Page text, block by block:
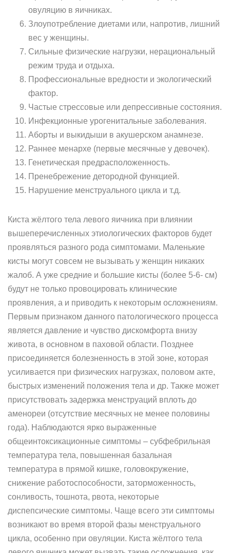
овуляцию в яичниках.
Злоупотребление диетами или, напротив, лишний
вес у женщины.
Сильные физические нагрузки, нерациональный
режим труда и отдыха.
Профессиональные вредности и экологический
фактор.
Частые стрессовые или депрессивные состояния.
Инфекционные урогенитальные заболевания.
Аборты и выкидыши в акушерском анамнезе.
Раннее менархе (первые месячные у девочек).
Генетическая предрасположенность.
Пренебрежение детородной функцией.
Нарушение менструального цикла и т.д.
Киста жёлтого тела левого яичника при влиянии
вышеперечисленных этиологических факторов будет
проявляться разного рода симптомами. Маленькие
кисты могут совсем не вызывать у женщин никаких
жалоб. А уже средние и большие кисты (более 5-6- см)
будут не только провоцировать клинические
проявления, а и приводить к некоторым осложнениям.
Первым признаком данного патологического процесса
является давление и чувство дискомфорта внизу
живота, в основном в паховой области. Позднее
присоединяется болезненность в этой зоне, которая
усиливается при физических нагрузках, половом акте,
быстрых изменений положения тела и др. Также может
присутствовать задержка менструаций вплоть до
аменореи (отсутствие месячных не менее половины
года). Наблюдаются ярко выраженные
общеинтоксикационные симптомы – субфебрильная
температура тела, повышенная базальная
температура в прямой кишке, головокружение,
снижение работоспособности, заторможенность,
сонливость, тошнота, рвота, некоторые
диспепсические симптомы. Чаще всего эти симптомы
возникают во время второй фазы менструального
цикла, особенно при овуляции. Киста жёлтого тела